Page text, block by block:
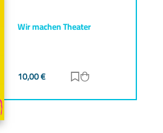
Wir machen Theater
10,00€ Zur Merkliste